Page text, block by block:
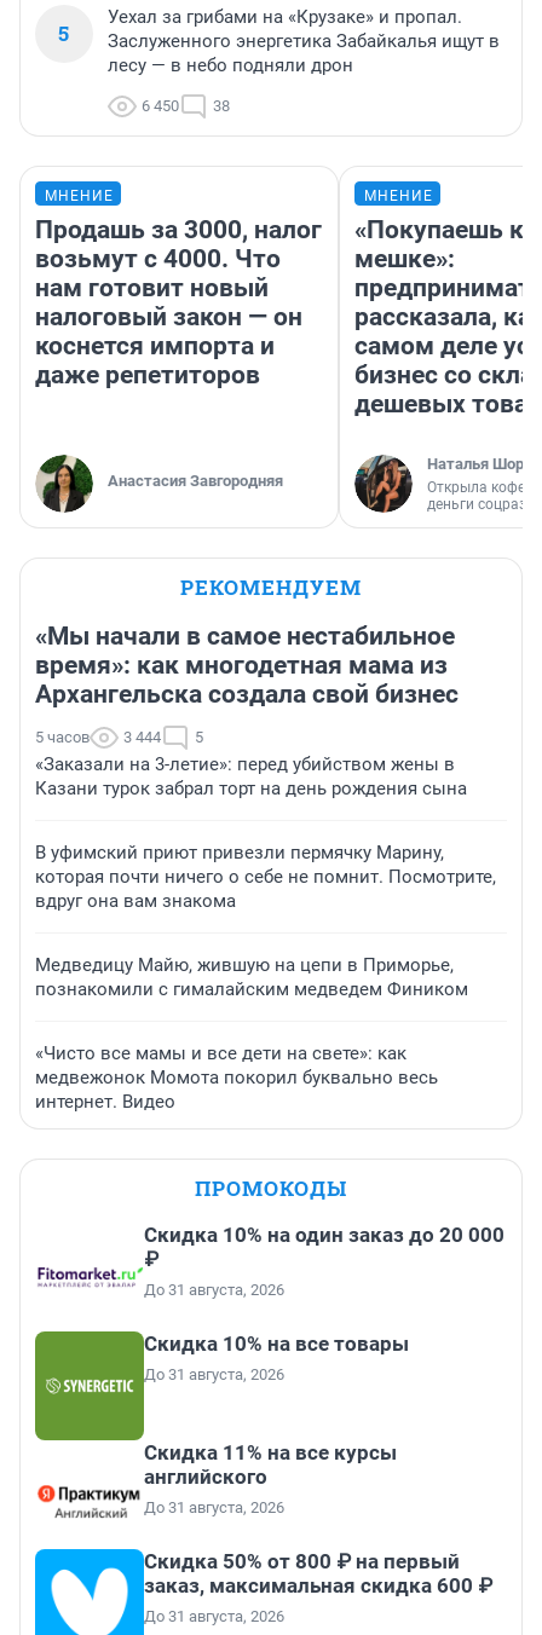
5
Уехал за грибами на «Крузаке» и пропал.
Заслуженного энергетика Забайкалья ищут в
лесу — в небо подняли дрон
6 450 38
МНЕНИЕ
Продашь за 3000, налог
возьмут с 4000. Что
нам готовит новый
налоговый закон — он
коснется импорта и
даже репетиторов
Анастасия Завгородняя
МНЕНИЕ
«Покупаешь
мешке»:
рассказала,
самом деле
бизнес со
дешевых
Наталья
Открыла
деньги
РЕКОМЕНДУЕМ
«Мы начали в самое нестабильное
время»: как многодетная мама из
Архангельска создала свой бизнес
5 часов 3 444 5
«Заказали на 3-летие»: перед убийством жены в
Казани турок забрал торт на день рождения сына
В уфимский приют привезли пермячку Марину,
которая почти ничего о себе не помнит. Посмотрите,
вдруг она вам знакома
Медведицу Майю, жившую на цепи в Приморье,
познакомили с гималайским медведем Фиником
«Чисто все мамы и все дети на свете»: как
медвежонок Момота покорил буквально весь
интернет. Видео
ПРОМОКОДЫ
Скидка 10% на один заказ до 20 000
₽
До 31 августа, 2026
Скидка 10% на все товары
До 31 августа, 2026
Скидка 11% на все курсы
английского
До 31 августа, 2026
Скидка 50% от 800 ₽ на первый
заказ, максимальная скидка 600 ₽
До 31 августа, 2026